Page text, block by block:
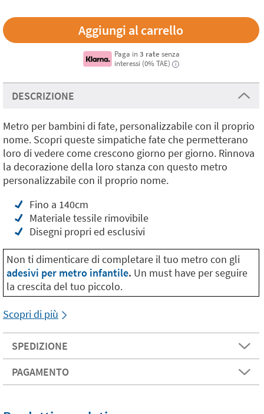
Paga in 3 rate senza
interessi (0% TAE)
i
DESCRIZIONE
Metro per bambini di fate, personalizzabile con il proprio
nome. Scopri queste simpatiche fate che permetterano
loro di vedere come crescono giorno per giorno. Rinnova
la decorazione della loro stanza con questo metro
personalizzabile con il proprio nome.
Fino a 140cm
Materiale tessile rimovibile
Disegni propri ed esclusivi
Non ti dimenticare di completare il tuo metro con gli
adesivi per metro infantile. Un must have per seguire
la crescita del tuo piccolo.
Scopri di più
SPEDIZIONE
PAGAMENTO